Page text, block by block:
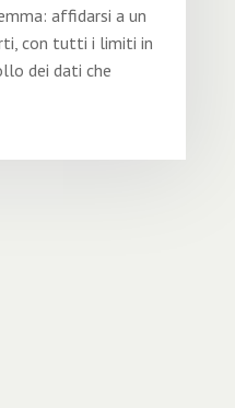
affidarsi a un
con tutti i limiti in
dei dati che